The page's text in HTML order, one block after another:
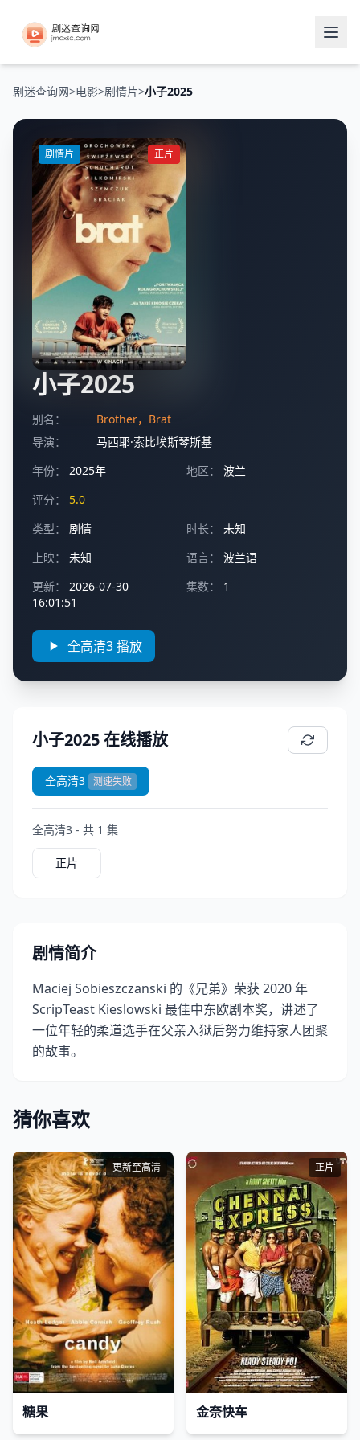
剧迷查询网>电影>剧情片>小子2025
剧情片 正片
小子2025
别名：
Brother，Brat
导演：
马西耶·索比埃斯琴斯基
年份：
2025年 地区：
波兰
评分：
5.0
类型：
剧情 时长：
未知
上映：
未知 语言：
波兰语
更新：
2026-07-30
16:01:51
集数： 1
全高清3 播放
小子2025 在线播放
全高清3 测速失败
全高清3 - 共 1 集
正片
剧情简介
Maciej Sobieszczanski 的《兄弟》荣获 2020 年
ScripTeast Kieslowski 最佳中东欧剧本奖，讲述了
一位年轻的柔道选手在父亲入狱后努力维持家人团聚
的故事。
猜你喜欢
更新至高清
糖果
正片
金奈快车